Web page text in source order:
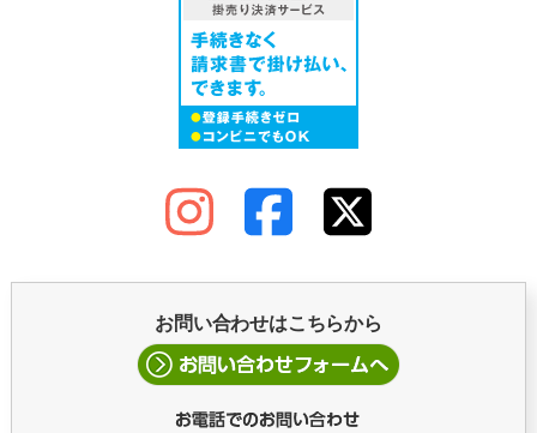
お問い合わせはこちらから